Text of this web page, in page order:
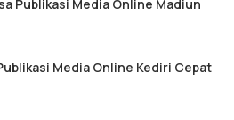
Publikasi Media Online Madiun
Media Online Kediri Cepat